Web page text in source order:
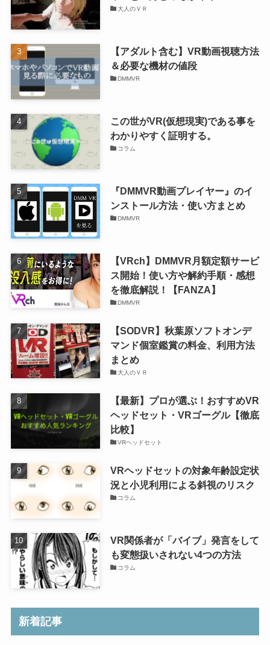
大人のＶＲ
【アダルト含む】VR動画視聴方法
＆必要な機材の値段
DMMVR
この世がVR(仮想現実)である事を
わかりやすく証明する。
コラム
『DMMVR動画プレイヤー』のイ
ンストール方法・使い方まとめ
DMMVR
【VRch】DMMVR月額定額サービ
ス開始！使い方や解約手順・感想
を徹底解説！【FANZA】
DMMVR
【SODVR】秋葉原ソフトオンデ
マンド個室鑑賞の料金、利用方法
まとめ
大人のＶＲ
【最新】プロが選ぶ！おすすめVR
ヘッドセット・VRゴーグル【徹底
比較】
VRヘッドセット
VRヘッドセットの対象年齢設定状
況と小児利用による斜視のリスク
コラム
VR関係者が「バイブ」発言をして
も変態扱いされない4つの方法
コラム
新着記事